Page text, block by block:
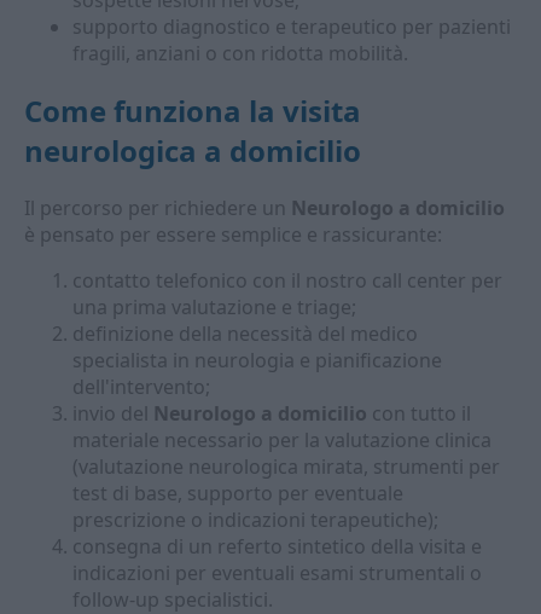
supporto diagnostico e terapeutico per pazienti
fragili, anziani o con ridotta mobilità.
Come funziona la visita
neurologica a domicilio
Il percorso per richiedere un Neurologo a domicilio
è pensato per essere semplice e rassicurante:
contatto telefonico con il nostro call center per
una prima valutazione e triage;
definizione della necessità del medico
specialista in neurologia e pianificazione
dell'intervento;
invio del Neurologo a domicilio con tutto il
materiale necessario per la valutazione clinica
(valutazione neurologica mirata, strumenti per
test di base, supporto per eventuale
prescrizione o indicazioni terapeutiche);
consegna di un referto sintetico della visita e
indicazioni per eventuali esami strumentali o
follow-up specialistici.